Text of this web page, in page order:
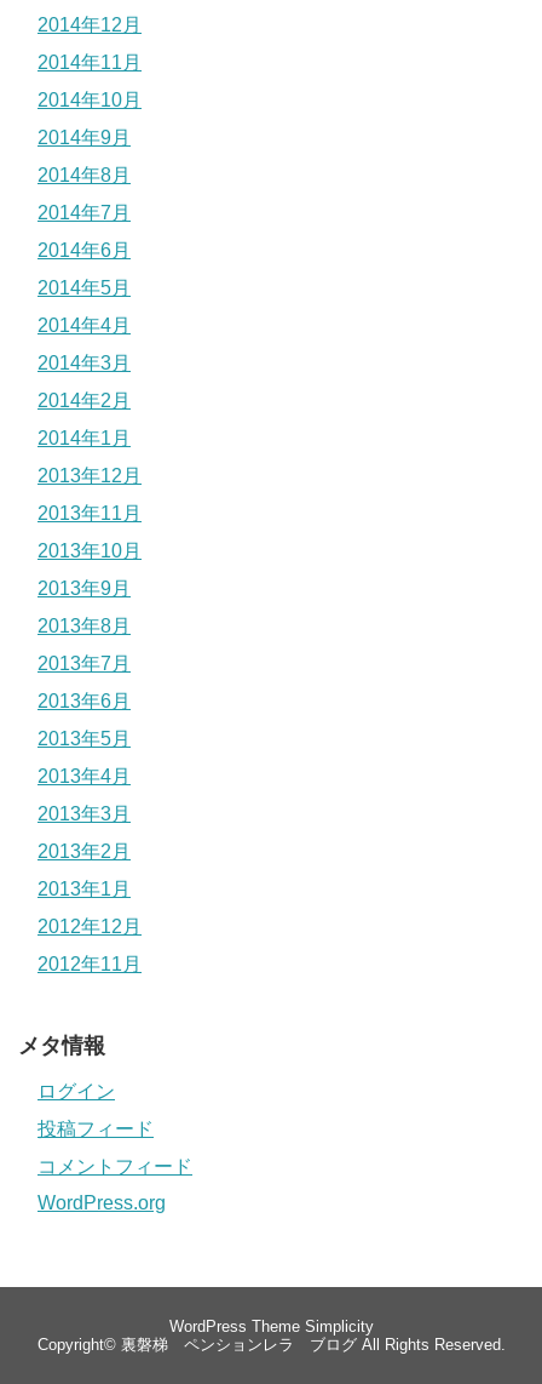
2014年12月
2014年11月
2014年10月
2014年9月
2014年8月
2014年7月
2014年6月
2014年5月
2014年4月
2014年3月
2014年2月
2014年1月
2013年12月
2013年11月
2013年10月
2013年9月
2013年8月
2013年7月
2013年6月
2013年5月
2013年4月
2013年3月
2013年2月
2013年1月
2012年12月
2012年11月
メタ情報
ログイン
投稿フィード
コメントフィード
WordPress.org
WordPress Theme Simplicity
Copyright© 裏磐梯 ペンションレラ ブログAll Rights Reserved.